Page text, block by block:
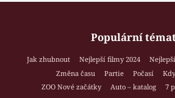
Populární
Jak zhubnout Nejlepší filmy 2024
Změna času
Partie Počasí
ZOO Nové začátky
Auto – katalog
7